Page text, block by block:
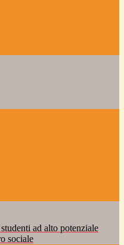
ad alto potenziale
sociale